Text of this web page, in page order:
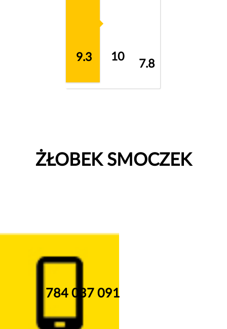
9.3 10
7.8
ŻŁOBEK SMOCZEK
784 037 091